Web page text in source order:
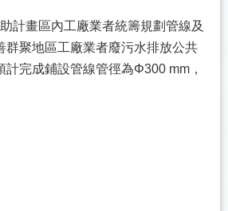
計畫區內工廠業者統籌規劃管線及
聚地區工廠業者廢污水排放公共
完成鋪設管線管徑為Φ300 mm，